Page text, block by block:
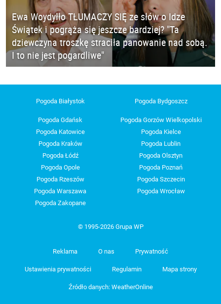
Ewa Woydyłło TŁUMACZY SIĘ ze słów o Idze
Świątek i pogrąża się jeszcze bardziej? "Ta
dziewczyna troszkę straciła panowanie nad sobą.
I to nie jest pogardliwe"
Pogoda Białystok Pogoda Bydgoszcz
Pogoda Gdańsk
Pogoda Gorzów Wielkopolski
Pogoda Katowice
Pogoda Kielce
Pogoda Kraków
Pogoda Lublin
Pogoda Łódź
Pogoda Olsztyn
Pogoda Opole
Pogoda Poznań
Pogoda Rzeszów
Pogoda Szczecin
Pogoda Warszawa
Pogoda Wrocław
Pogoda Zakopane
© 1995-2026 Grupa WP
Reklama O nas Prywatność
Ustawienia prywatności Regulamin Mapa strony
Źródło danych: WeatherOnline